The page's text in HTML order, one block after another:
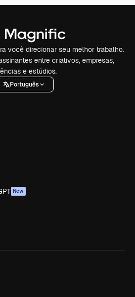
você direcionar seu melhor trabalho.
entre criativos, empresas,
e estúdios.
Português
New